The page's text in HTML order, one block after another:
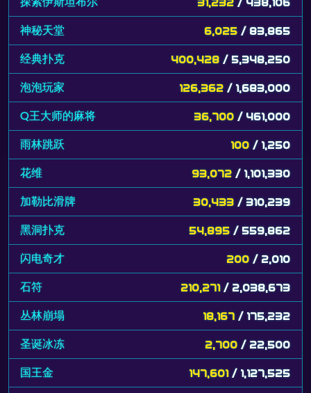
神秘天堂 6,025 / 83,865
经典扑克 400,428 / 5,348,250
泡泡玩家 126,362 / 1,683,000
Q王大师的麻将 36,700 / 461,000
雨林跳跃 100 / 1,250
花维 93,072 / 1,101,330
加勒比滑牌 30,433 / 310,239
黑洞扑克 54,895 / 559,862
闪电奇才 200 / 2,010
石符 210,271 / 2,038,673
丛林崩塌 18,167 / 175,232
圣诞冰冻 2,700 / 22,500
国王金 147,601 / 1,127,525